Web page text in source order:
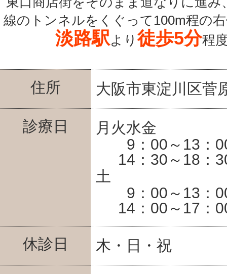
線のトンネルをくぐって100m程の
淡路駅より徒歩5分程
住所 大阪市東淀川区菅
診療日
月火水金
9：00～13：
14：30～18：
土
9：00～13：
14：00～17：
休診日 木・日・祝